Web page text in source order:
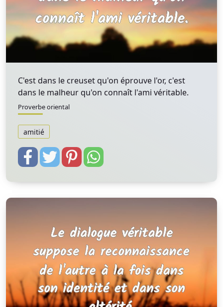
C'est dans le creuset qu'on éprouve l'or, c'est
dans le malheur qu'on connaît l'ami véritable.
Proverbe oriental
amitié